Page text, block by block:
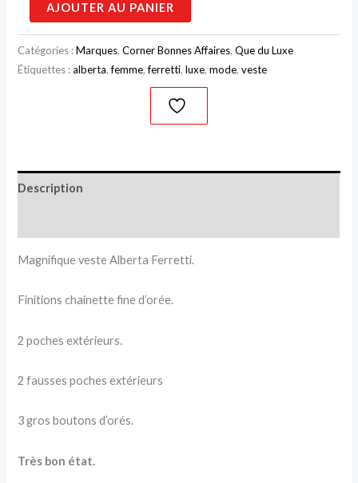
AJOUTER AU PANIER
Catégories :Marques,Corner Bonnes Affaires,Que du Luxe
Étiquettes :alberta,femme,ferretti,luxe,mode,veste
Description
Magnifique veste Alberta Ferretti.
Finitions chainette fine d’orée.
2 poches extérieurs.
2 fausses poches extérieurs
3 gros boutons d’orés.
Très bon état.